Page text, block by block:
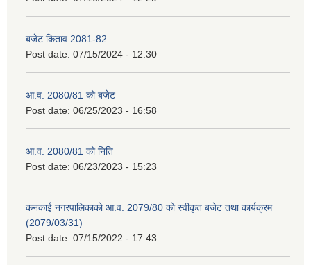
बजेट किताव 2081-82
Post date: 07/15/2024 - 12:30
आ.व. 2080/81 को बजेट
Post date: 06/25/2023 - 16:58
आ.व. 2080/81 को निति
Post date: 06/23/2023 - 15:23
कनकाई नगरपालिकाको आ.व. 2079/80 को स्वीकृत बजेट तथा कार्यक्रम
(2079/03/31)
Post date: 07/15/2022 - 17:43